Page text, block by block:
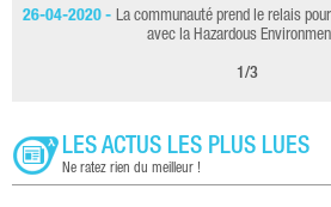
26-04-2020 - La communauté prend le relais
avec la Hazardous
1/3
LES ACTUS LES PLUS LUES
Ne ratez rien du meilleur !